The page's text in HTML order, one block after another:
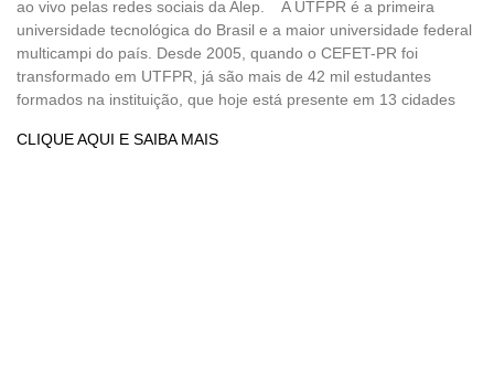
ao vivo pelas redes sociais da Alep. A UTFPR é a primeira
universidade tecnológica do Brasil e a maior universidade federal
multicampi do país. Desde 2005, quando o CEFET-PR foi
transformado em UTFPR, já são mais de 42 mil estudantes
formados na instituição, que hoje está presente em 13 cidades
CLIQUE AQUI E SAIBA MAIS